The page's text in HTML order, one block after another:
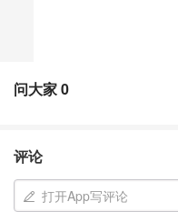
问大家0
评论
打开App写评论